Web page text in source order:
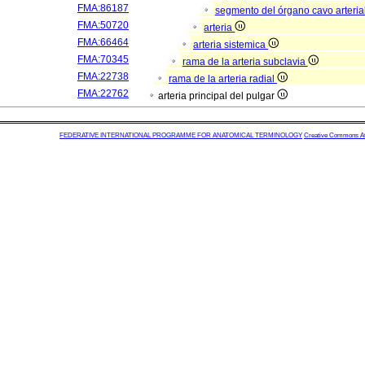
FMA:86187
segmento del órgano cavo
FMA:50720
arteria
FMA:66464
arteria sistemica
FMA:70345
rama de la arteria subclavia
FMA:22738
rama de la arteria radial
FMA:22762
arteria principal del pulgar
FEDERATIVE INTERNATIONAL PROGRAMME FOR ANATOMICAL TERMINOLOGY Creative Commons